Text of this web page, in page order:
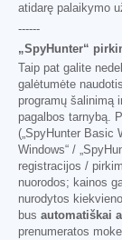
atidarę palaikymo
------
„SpyHunter“
Taip pat galite
galėtumėte
programų šalinimą
pagalbos tarnybą.
(„SpyHunter Basic
Windows“ /
registracijos /
nuorodos; kainos
nurodytos
bus automatiškai
prenumeratos